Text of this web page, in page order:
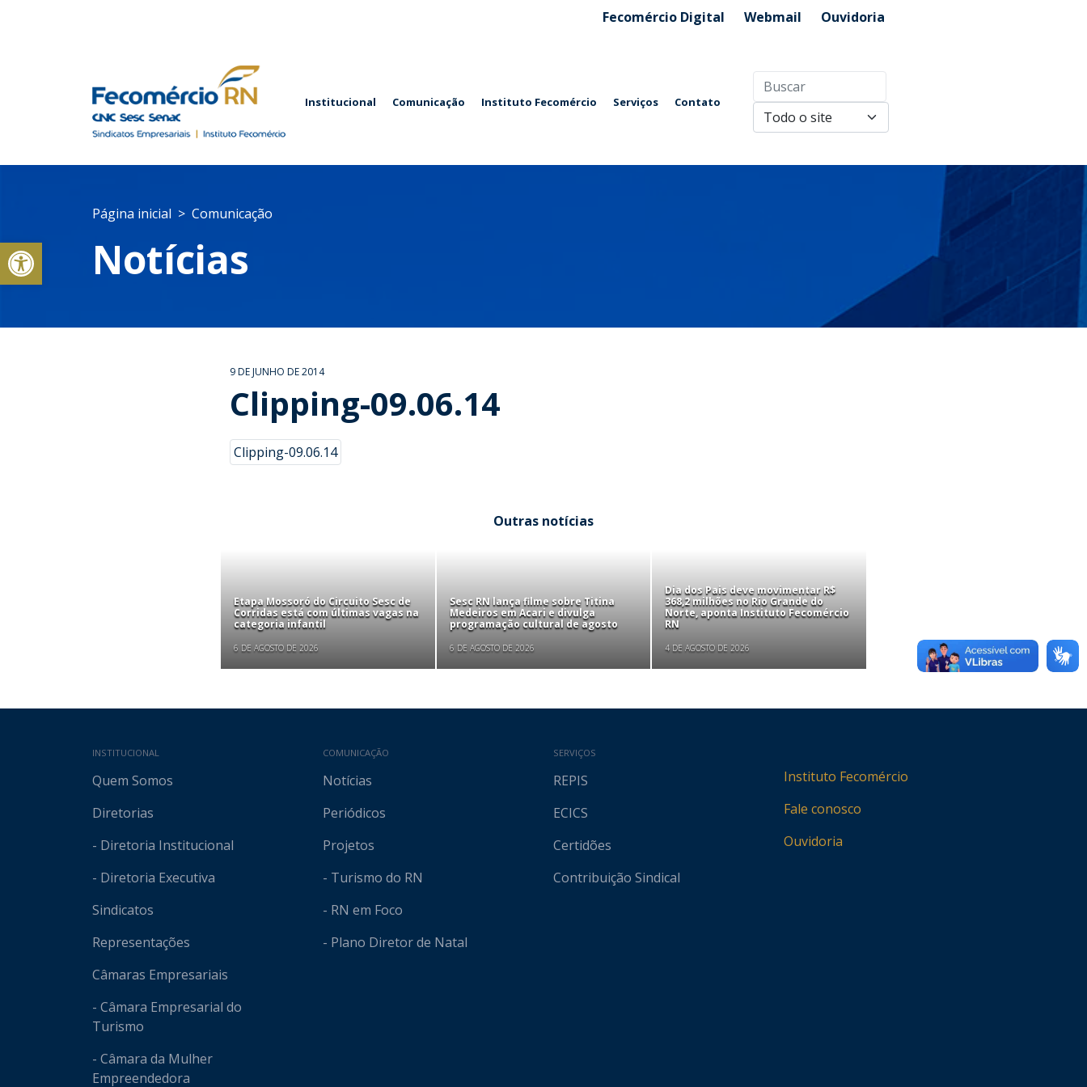
Abrir a barra de ferramentas
Fecomércio Digital Webmail Ouvidoria
Institucional Comunicação Instituto Fecomércio Serviços Contato
Página inicial Comunicação
Notícias
9 DE JUNHO DE 2014
Clipping-09.06.14
Clipping-09.06.14
Outras notícias
Etapa Mossoró do Circuito Sesc de
Corridas está com últimas vagas na
categoria infantil
6 DE AGOSTO DE 2026
Sesc RN lança filme sobre Titina
Medeiros em Acari e divulga
programação cultural de agosto
6 DE AGOSTO DE 2026
Dia dos Pais deve movimentar R$
368,2 milhões no Rio Grande do
Norte, aponta Instituto Fecomércio
RN
4 DE AGOSTO DE 2026
Mapa do site
INSTITUCIONAL
Quem Somos
Diretorias
- Diretoria Institucional
- Diretoria Executiva
Sindicatos
Representações
Câmaras Empresariais
- Câmara Empresarial do
Turismo
- Câmara da Mulher
Empreendedora
COMUNICAÇÃO
Notícias
Periódicos
Projetos
- Turismo do RN
- RN em Foco
- Plano Diretor de Natal
SERVIÇOS
REPIS
ECICS
Certidões
Contribuição Sindical
Instituto Fecomércio
Fale conosco
Ouvidoria